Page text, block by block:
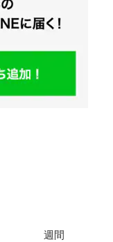
週間